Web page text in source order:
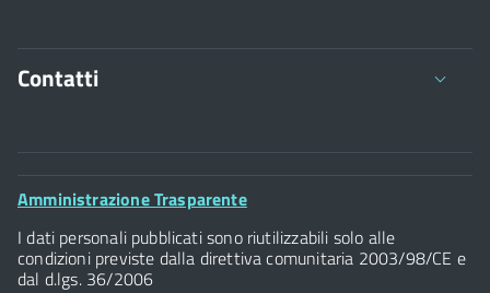
Contatti
Comune di Firenze
Palazzo Vecchio
Piazza della Signoria - 50122, Firenze
Footer
Amministrazione Trasparente
I dati personali pubblicati sono riutilizzabili solo alle
condizioni previste dalla direttiva comunitaria 2003/98/CE e
dal d.lgs. 36/2006